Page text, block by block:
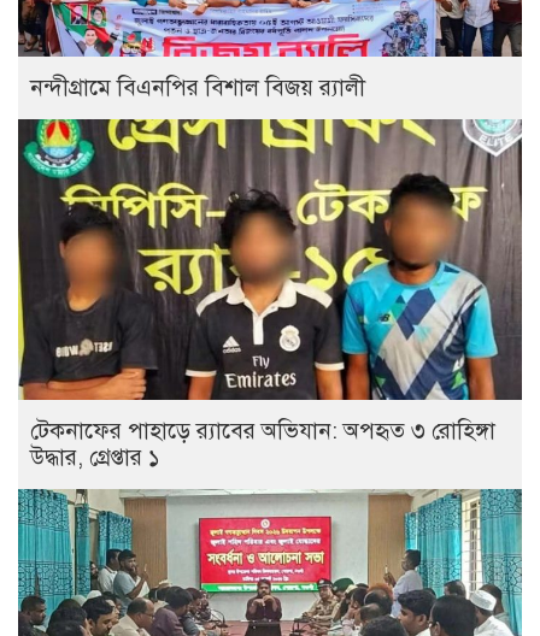
নন্দীগ্রামে বিএনপির বিশাল বিজয় র‍্যালী
টেকনাফের পাহাড়ে র‍্যাবের অভিযান: অপহৃত ৩ রোহিঙ্গা
উদ্ধার, গ্রেপ্তার ১